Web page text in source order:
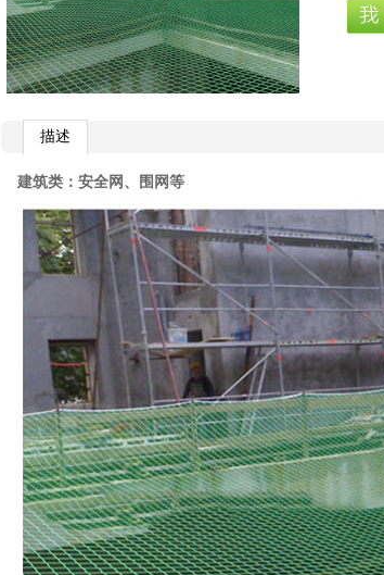
描述
建筑类：安全网、围网等